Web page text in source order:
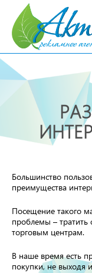
г. Тобольск,
Большинство
преимущества
Посещение такого
проблемы –
торговым центрам.
В наше время есть
покупки, не выходя